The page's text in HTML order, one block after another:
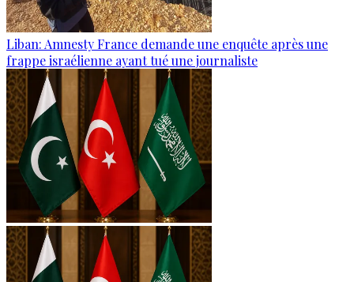
Liban: Amnesty France demande une enquête après une
frappe israélienne ayant tué une journaliste